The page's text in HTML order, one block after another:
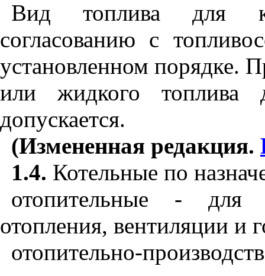
Вид топлива для
согласованию с
установленном порядке.
или жидкого
допускается.
(Измененная редакция.
1.4. Котельные по
отопительные - для
отопления, вентиляции и
отопительно-